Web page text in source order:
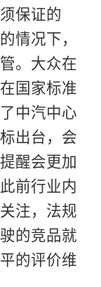
保证的
情况下，
。大众在
国家标准
中汽中心
出台，会
醒会更加
前行业内
注，法规
的竞品就
的评价维